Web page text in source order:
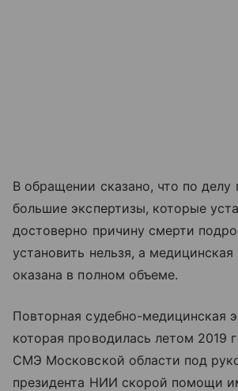
В обращении сказано, что по делу
большие экспертизы, которые
достоверно причину смерти
установить нельзя, а
оказана в полном объеме.
Повторная судебно-медицинская
которая проводилась летом 2019
СМЭ Московской области под
президента НИИ скорой помощи